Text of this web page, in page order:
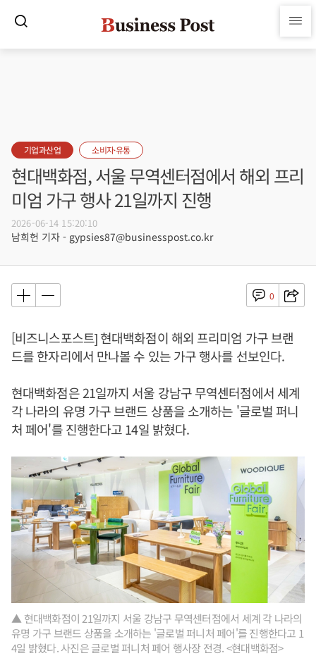
기업과산업 소비자·유통
현대백화점, 서울 무역센터점에서 해외 프리
미엄 가구 행사 21일까지 진행
2026-06-14 15:20:10
남희헌 기자 - gypsies87@businesspost.co.kr
0
[비즈니스포스트] 현대백화점이 해외 프리미엄 가구 브랜
드를 한자리에서 만나볼 수 있는 가구 행사를 선보인다.
현대백화점은 21일까지 서울 강남구 무역센터점에서 세계
각 나라의 유명 가구 브랜드 상품을 소개하는 '글로벌 퍼니
처 페어'를 진행한다고 14일 밝혔다.
▲ 현대백화점이 21일까지 서울 강남구 무역센터점에서 세계 각 나라의
유명 가구 브랜드 상품을 소개하는 '글로벌 퍼니처 페어'를 진행한다고 1
4일 밝혔다. 사진은 글로벌 퍼니처 페어 행사장 전경. <현대백화점>